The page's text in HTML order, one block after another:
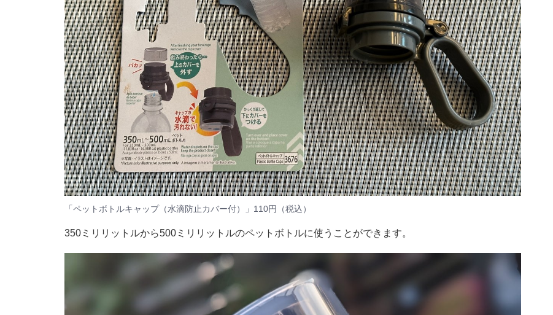
「ペットボトルキャップ（水滴防止カバー付）」110円（税込）
350ミリリットルから500ミリリットルのペットボトルに使うことができます。